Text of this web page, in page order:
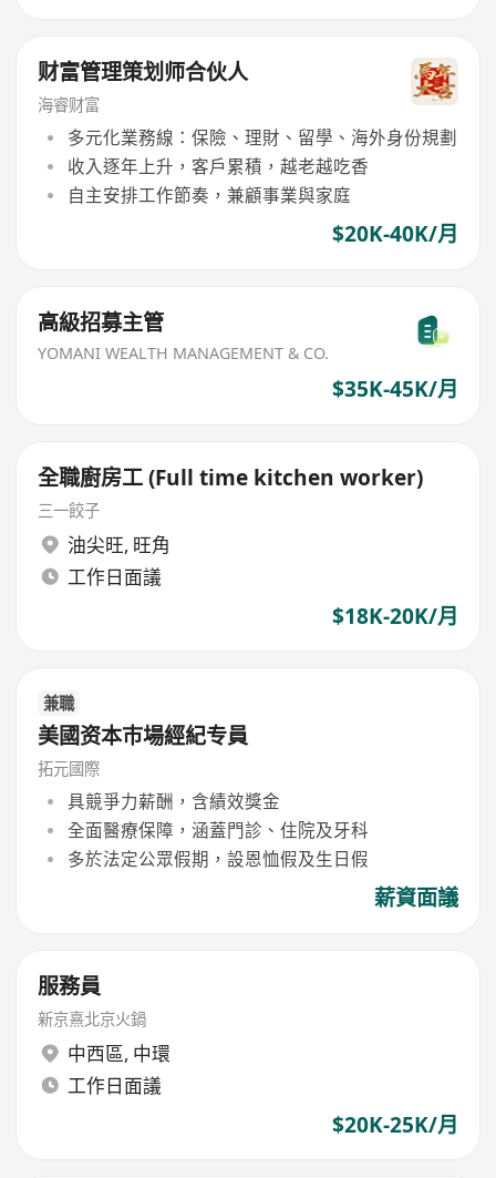
财富管理策划师合伙人
海睿财富
多元化業務線：保險、理財、留學、海外身份規劃
收入逐年上升，客戶累積，越老越吃香
自主安排工作節奏，兼顧事業與家庭
$20K-40K/月
高級招募主管
YOMANI WEALTH MANAGEMENT & CO.
$35K-45K/月
全職廚房工 (Full time kitchen worker)
三一餃子
油尖旺, 旺角
工作日面議
$18K-20K/月
兼職
美國资本巿場經紀专員
拓元國際
具競爭力薪酬，含績效獎金
全面醫療保障，涵蓋門診、住院及牙科
多於法定公眾假期，設恩恤假及生日假
薪資面議
服務員
新京熹北京火鍋
中西區, 中環
工作日面議
$20K-25K/月